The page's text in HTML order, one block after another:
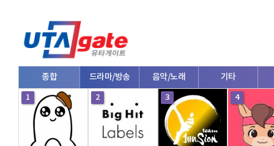
종합 드라마/방송 음악/노래 기타
V로그/소통 영화/뮤지컬 연예인 한류/외국인
댄스 e스포츠 자동차 커플/연애
1 2 3 4